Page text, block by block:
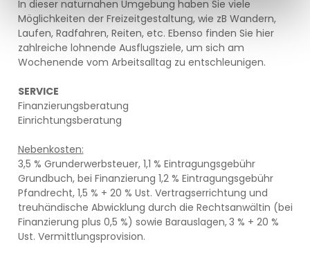
In dieser naturnahen Umgebung haben Sie viele
Möglichkeiten der Freizeitgestaltung, wie zB Wandern,
Laufen, Radfahren, Reiten, etc. Ebenso finden Sie hier
zahlreiche lohnende Ausflugsziele, um sich am
Wochenende vom Arbeitsalltag zu entschleunigen.
SERVICE
Finanzierungsberatung
Einrichtungsberatung
Nebenkosten:
3,5 % Grunderwerbsteuer, 1,1 % Eintragungsgebühr
Grundbuch, bei Finanzierung 1,2 % Eintragungsgebühr
Pfandrecht, 1,5 % + 20 % Ust. Vertragserrichtung und
treuhändische Abwicklung durch die Rechtsanwältin (bei
Finanzierung plus 0,5 %) sowie Barauslagen,3 % + 20 %
Ust. Vermittlungsprovision.